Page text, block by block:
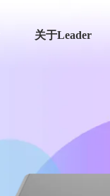
关于Leader